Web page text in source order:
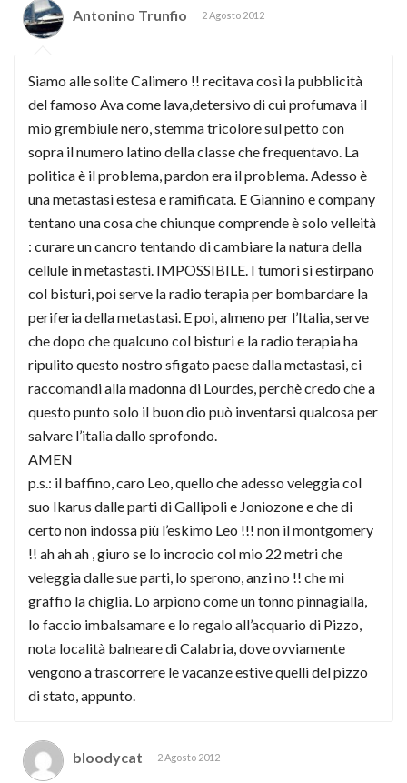
Antonino Trunfio 2 Agosto 2012
Siamo alle solite Calimero !! recitava così la pubblicità
del famoso Ava come lava,detersivo di cui profumava il
mio grembiule nero, stemma tricolore sul petto con
sopra il numero latino della classe che frequentavo. La
politica è il problema, pardon era il problema. Adesso è
una metastasi estesa e ramificata. E Giannino e company
tentano una cosa che chiunque comprende è solo velleità
: curare un cancro tentando di cambiare la natura della
cellule in metastasti. IMPOSSIBILE. I tumori si estirpano
col bisturi, poi serve la radio terapia per bombardare la
periferia della metastasi. E poi, almeno per l’Italia, serve
che dopo che qualcuno col bisturi e la radio terapia ha
ripulito questo nostro sfigato paese dalla metastasi, ci
raccomandi alla madonna di Lourdes, perchè credo che a
questo punto solo il buon dio può inventarsi qualcosa per
salvare l’italia dallo sprofondo.
AMEN
p.s.: il baffino, caro Leo, quello che adesso veleggia col
suo Ikarus dalle parti di Gallipoli e Joniozone e che di
certo non indossa più l’eskimo Leo !!! non il montgomery
!! ah ah ah , giuro se lo incrocio col mio 22 metri che
veleggia dalle sue parti, lo sperono, anzi no !! che mi
graffio la chiglia. Lo arpiono come un tonno pinnagialla,
lo faccio imbalsamare e lo regalo all’acquario di Pizzo,
nota località balneare di Calabria, dove ovviamente
vengono a trascorrere le vacanze estive quelli del pizzo
di stato, appunto.
bloodycat 2 Agosto 2012